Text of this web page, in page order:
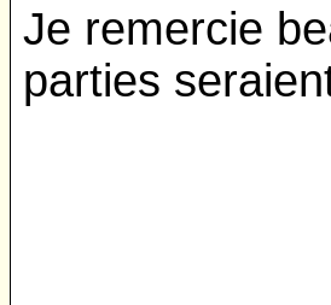
Je remercie
parties